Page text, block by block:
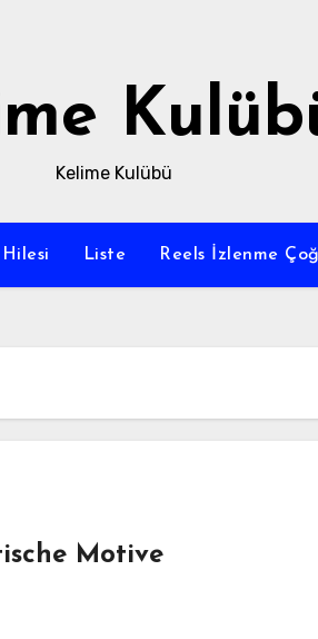
Kelime Kulübü
Liste Reels İzlenme
Motive